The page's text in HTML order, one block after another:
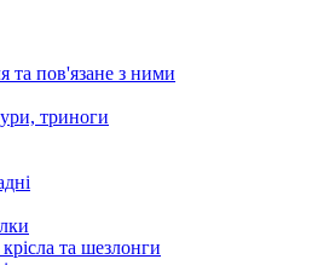
та пов'язане з ними
триноги
та шезлонги